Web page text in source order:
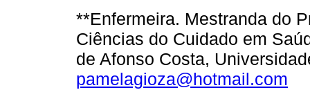
**Enfermeira. Mestranda do
Ciências do Cuidado em
de Afonso Costa,
pamelagioza@hotmail.com